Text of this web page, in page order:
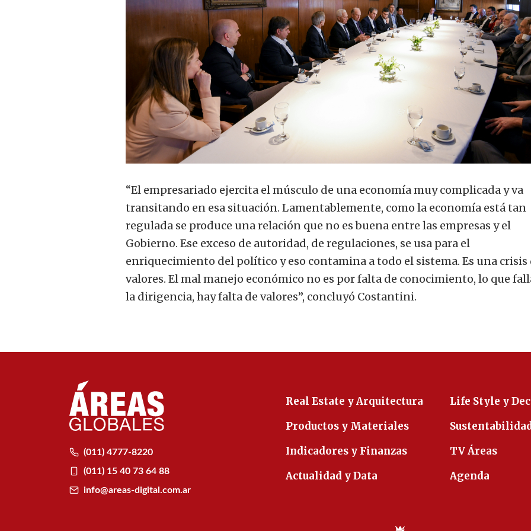
“El empresariado ejercita el músculo de una economía muy complicada y va
transitando en esa situación. Lamentablemente, como la economía está tan
regulada se produce una relación que no es buena entre las empresas y el
Gobierno. Ese exceso de autoridad, de regulaciones, se usa para el
enriquecimiento del político y eso contamina a todo el sistema. Es una crisis
valores. El mal manejo económico no es por falta de conocimiento, lo que
la dirigencia, hay falta de valores”, concluyó Costantini.
(011) 4777-8220
(011) 15 40 73 64 88
info@areas-digital.com.ar
Real Estate y Arquitectura
Productos y Materiales
Indicadores y Finanzas
Actualidad y Data
Life Style y
TV Áreas
Agenda